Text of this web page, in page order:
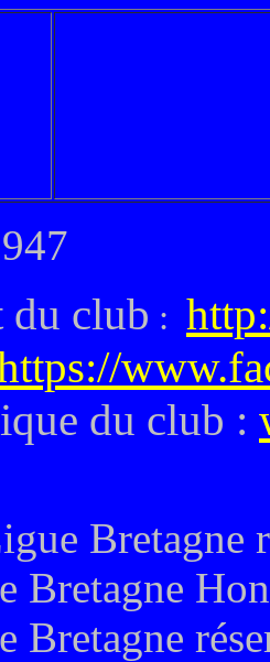
du club :
du club :
Bretagne
Bretagne
Bretagne